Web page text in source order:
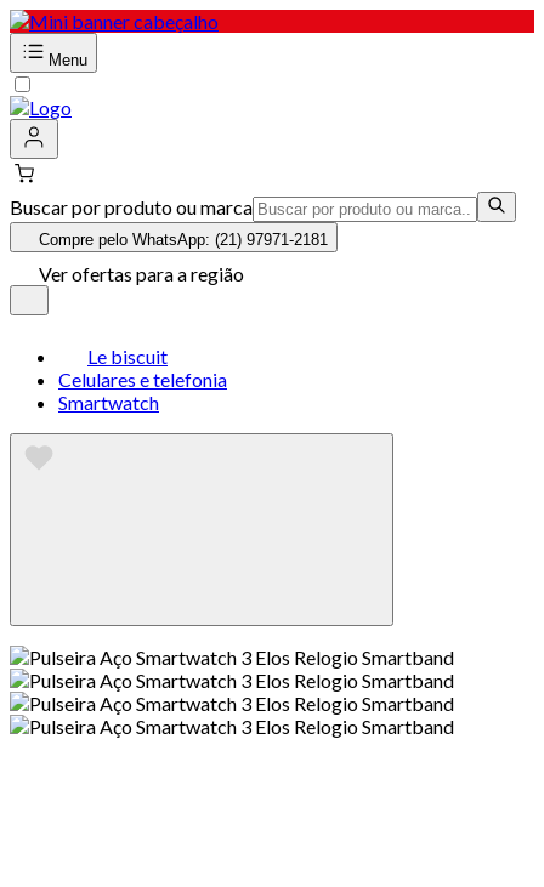
Menu
Buscar por produto ou marca
Compre pelo WhatsApp: (21) 97971-2181
Ver ofertas para a região
Le biscuit
Celulares e telefonia
Smartwatch